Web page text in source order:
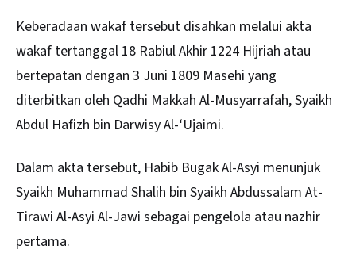
Keberadaan wakaf tersebut disahkan melalui akta
wakaf tertanggal 18 Rabiul Akhir 1224 Hijriah atau
bertepatan dengan 3 Juni 1809 Masehi yang
diterbitkan oleh Qadhi Makkah Al-Musyarrafah, Syaikh
Abdul Hafizh bin Darwisy Al-‘Ujaimi.
Dalam akta tersebut, Habib Bugak Al-Asyi menunjuk
Syaikh Muhammad Shalih bin Syaikh Abdussalam At-
Tirawi Al-Asyi Al-Jawi sebagai pengelola atau nazhir
pertama.